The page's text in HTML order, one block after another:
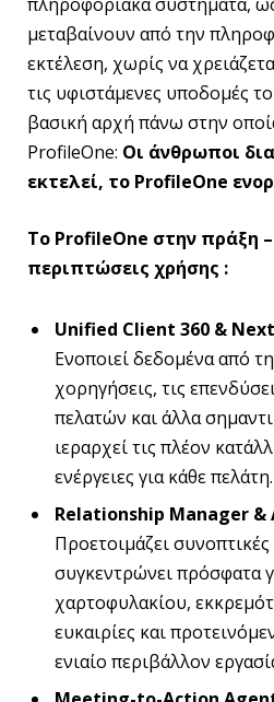
μεταβαίνουν από την
εκτέλεση, χωρίς να
τις υφιστάμενες υποδομές
βασική αρχή πάνω στην
ProfileOne: Οι άνθρωποι
εκτελεί, το ProfileOne
Το ProfileOne στην πράξη –
περιπτώσεις χρήσης :
Unified Client 360 & Next
Ενοποιεί δεδομένα από
χορηγήσεις, τις
πελατών και άλλα
ιεραρχεί τις πλέον
ενέργειες για κάθε πελάτη.
Relationship Manager &
Προετοιμάζει
συγκεντρώνει πρόσφατα
χαρτοφυλακίου,
ευκαιρίες και
ενιαίο περιβάλλον